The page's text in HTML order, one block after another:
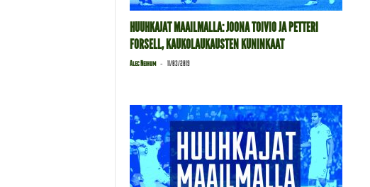
HUUHKAJAT MAAILMALLA: JOONA TOIVIO JA PETTERI
FORSELL, KAUKOLAUKAUSTEN KUNINKAAT
Alec Neihum - 11/03/2019